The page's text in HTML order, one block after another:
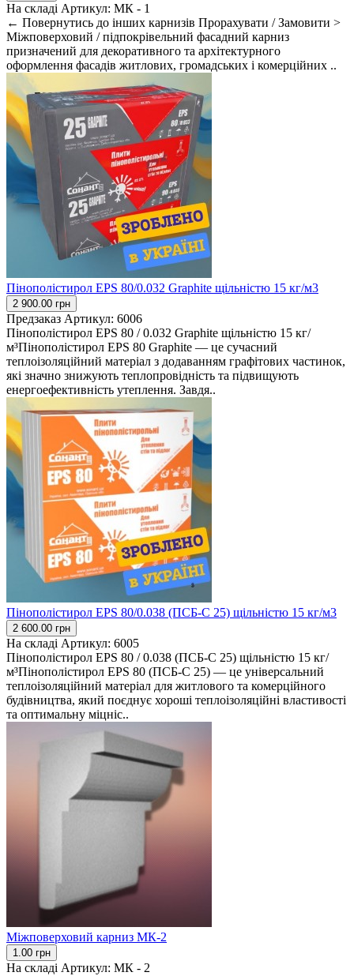
На складі Артикул: МК - 1
← Повернутись до інших карнизів Прорахувати / Замовити >
Міжповерховий / підпокрівельний фасадний карниз
призначений для декоративного та архітектурного
оформлення фасадів житлових, громадських і комерційних ..
Пінополістирол EPS 80/0.032 Graphite щільністю 15 кг/м3
2 900.00 грн
Предзаказ Артикул: 6006
Пінополістирол EPS 80 / 0.032 Graphite щільністю 15 кг/
м³Пінополістирол EPS 80 Graphite — це сучасний
теплоізоляційний матеріал з додаванням графітових частинок,
які значно знижують теплопровідність та підвищують
енергоефективність утеплення. Завдя..
Пінополістирол EPS 80/0.038 (ПСБ-С 25) щільністю 15 кг/м3
2 600.00 грн
На складі Артикул: 6005
Пінополістирол EPS 80 / 0.038 (ПСБ-С 25) щільністю 15 кг/
м³Пінополістирол EPS 80 (ПСБ-С 25) — це універсальний
теплоізоляційний матеріал для житлового та комерційного
будівництва, який поєднує хороші теплоізоляційні властивості
та оптимальну міцніс..
Міжповерховий карниз МК-2
1.00 грн
На складі Артикул: МК - 2